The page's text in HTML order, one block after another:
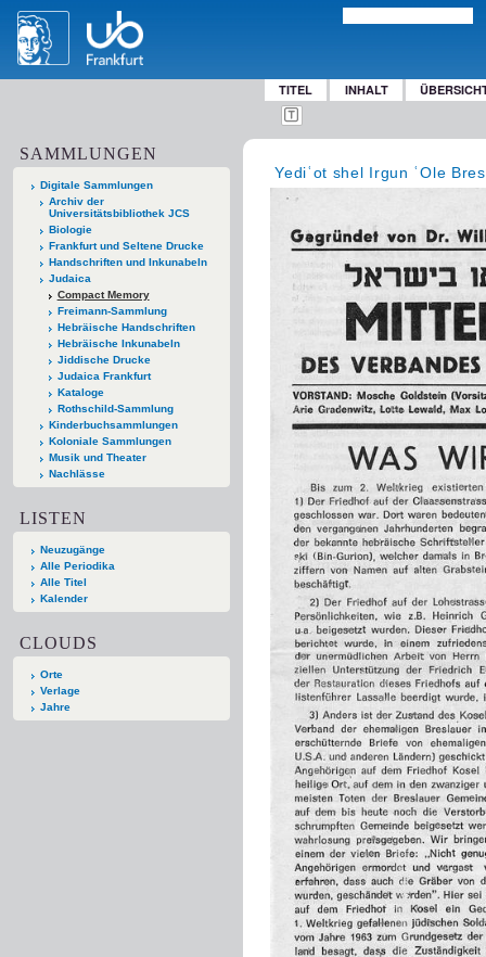
TITEL INHALT
SAMMLUNGEN
Digitale Sammlungen
Archiv der
Universitätsbibliothek JCS
Biologie
Frankfurt und Seltene Drucke
Handschriften und Inkunabeln
Judaica
Compact Memory
Freimann-Sammlung
Hebräische Handschriften
Hebräische Inkunabeln
Jiddische Drucke
Judaica Frankfurt
Kataloge
Rothschild-Sammlung
Kinderbuchsammlungen
Koloniale Sammlungen
Musik und Theater
Nachlässe
LISTEN
Neuzugänge
Alle Periodika
Alle Titel
Kalender
CLOUDS
Orte
Verlage
Jahre
Yediʿot shel Irgun ʿOle